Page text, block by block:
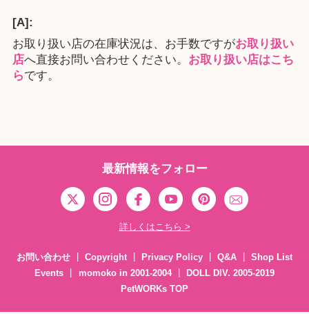
[A]:
お取り扱い店の在庫状況は、お手数ですがお取り扱い
店へ直接お問い合わせください。 お取り扱い店はこち
らです。
最新情報をフォロー
詳しくはこちら >
お問い合わせ Copyright Privacy Policy Q&A
Shop List
Events
momoko in 2001-2004
DOLL DIV. 2005-2019
PetWORKs TOP